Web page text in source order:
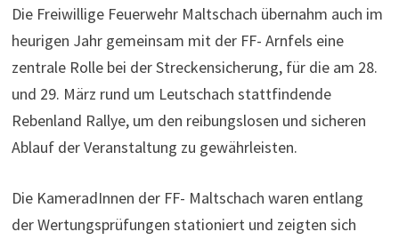
Die Freiwillige Feuerwehr Maltschach übernahm auch im
heurigen Jahr gemeinsam mit der FF- Arnfels eine
zentrale Rolle bei der Streckensicherung, für die am 28.
und 29. März rund um Leutschach stattfindende
Rebenland Rallye, um den reibungslosen und sicheren
Ablauf der Veranstaltung zu gewährleisten.
Die KameradInnen der FF- Maltschach waren entlang
der Wertungsprüfungen stationiert und zeigten sich